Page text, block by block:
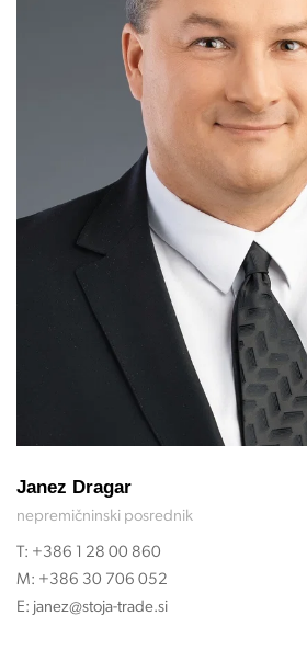
Janez Dragar
nepremičninski posrednik
T: +386 1 28 00 860
M: +386 30 706 052
E: janez@stoja-trade.si